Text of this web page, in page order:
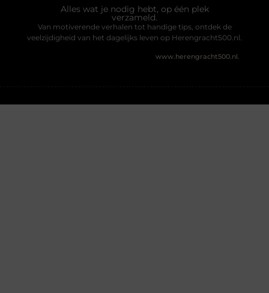
Alles wat je nodig hebt, op één plek
verzameld.
Van motiverende verhalen tot handige tips, ontdek de
veelzijdigheid van het dagelijks leven op Herengracht500.nl.
www.herengracht500.nl.